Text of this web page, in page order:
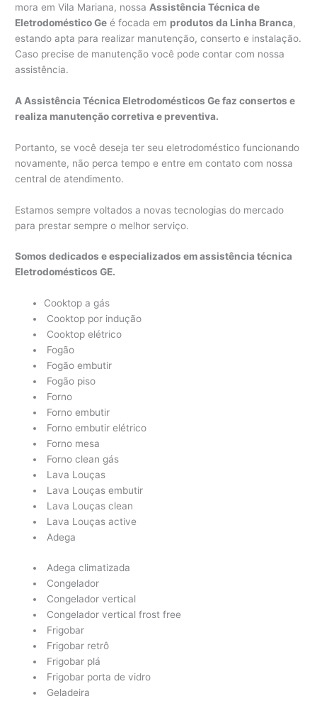
mora em Vila Mariana, nossa Assistência Técnica de
Eletrodoméstico Ge é focada em produtos da Linha Branca,
estando apta para realizar manutenção, conserto e instalação.
Caso precise de manutenção você pode contar com nossa
assistência.
A Assistência Técnica Eletrodomésticos Ge faz consertos e
realiza manutenção corretiva e preventiva.
Portanto, se você deseja ter seu eletrodoméstico funcionando
novamente, não perca tempo e entre em contato com nossa
central de atendimento.
Estamos sempre voltados a novas tecnologias do mercado
para prestar sempre o melhor serviço.
Somos dedicados e especializados em assistência técnica
Eletrodomésticos GE.
Cooktop a gás
Cooktop por indução
Cooktop elétrico
Fogão
Fogão embutir
Fogão piso
Forno
Forno embutir
Forno embutir elétrico
Forno mesa
Forno clean gás
Lava Louças
Lava Louças embutir
Lava Louças clean
Lava Louças active
Adega
Adega climatizada
Congelador
Congelador vertical
Congelador vertical frost free
Frigobar
Frigobar retrô
Frigobar plá
Frigobar porta de vidro
Geladeira